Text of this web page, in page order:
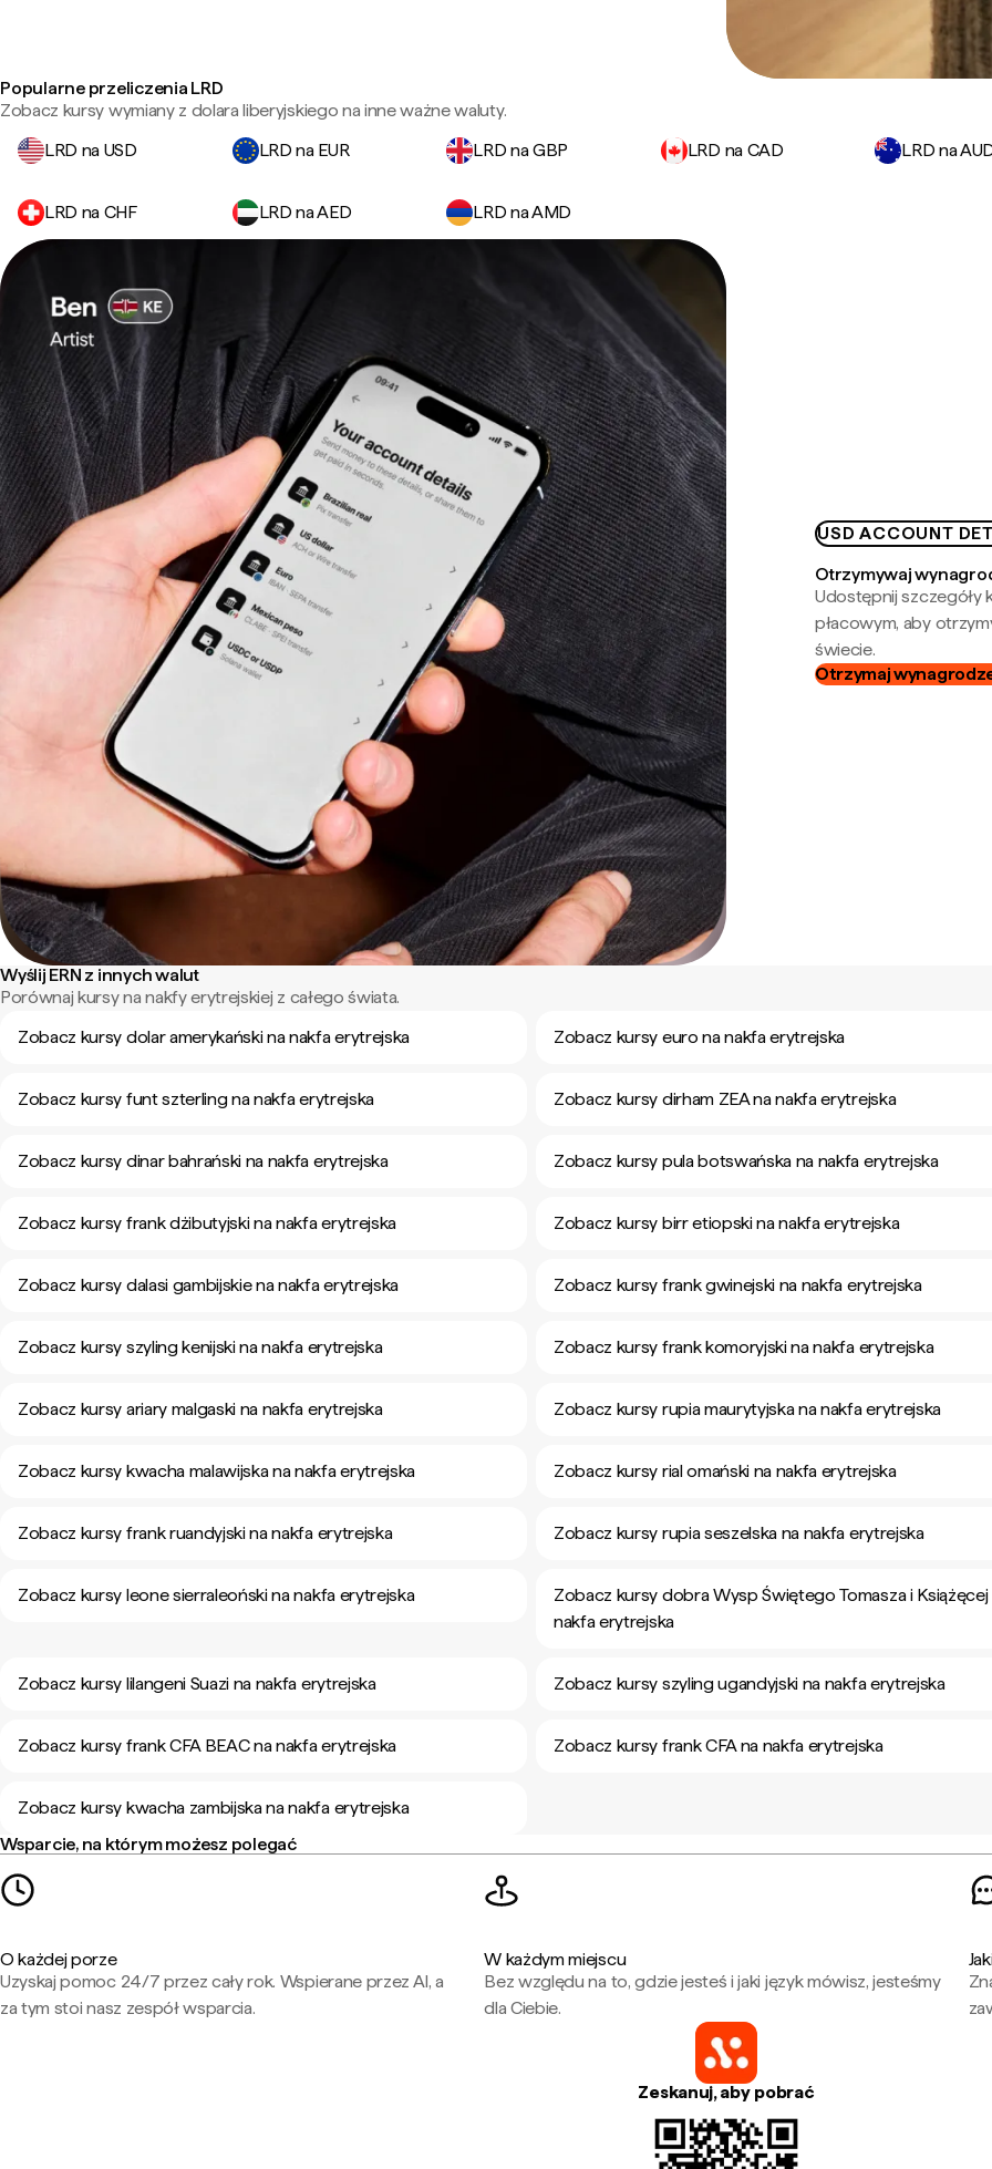
Popularne przeliczenia LRD
Zobacz kursy wymiany z dolara liberyjskiego na inne ważne waluty.
LRD na USD
LRD na EUR LRD na GBP LRD na CAD LRD na
LRD na CHF LRD na AED LRD na AMD
USD ACCOUNT
Otrzymywaj
Udostępnij szczegóły
płacowym, aby
świecie.
Otrzymaj
Wyślij ERN z innych walut
Porównaj kursy na nakfy erytrejskiej z całego świata.
Zobacz kursy dolar amerykański na nakfa erytrejska
Zobacz kursy euro na nakfa erytrejska
Zobacz kursy funt szterling na nakfa erytrejska Zobacz kursy dirham ZEA na nakfa erytrejska
Zobacz kursy dinar bahrański na nakfa erytrejska Zobacz kursy pula botswańska na nakfa erytrejska
Zobacz kursy frank dżibutyjski na nakfa erytrejska Zobacz kursy birr etiopski na nakfa erytrejska
Zobacz kursy dalasi gambijskie na nakfa erytrejska Zobacz kursy frank gwinejski na nakfa erytrejska
Zobacz kursy szyling kenijski na nakfa erytrejska Zobacz kursy frank komoryjski na nakfa erytrejska
Zobacz kursy ariary malgaski na nakfa erytrejska Zobacz kursy rupia maurytyjska na nakfa erytrejska
Zobacz kursy kwacha malawijska na nakfa erytrejska Zobacz kursy rial omański na nakfa erytrejska
Zobacz kursy frank ruandyjski na nakfa erytrejska Zobacz kursy rupia seszelska na nakfa erytrejska
Zobacz kursy leone sierraleoński na nakfa erytrejska
Zobacz kursy dobra Wysp Świętego Tomasza i Książęcej
nakfa erytrejska
Zobacz kursy lilangeni Suazi na nakfa erytrejska Zobacz kursy szyling ugandyjski na nakfa erytrejska
Zobacz kursy frank CFA BEAC na nakfa erytrejska Zobacz kursy frank CFA na nakfa erytrejska
Zobacz kursy kwacha zambijska na nakfa erytrejska
Wsparcie, na którym możesz polegać
O każdej porze
Uzyskaj pomoc 24/7 przez cały rok. Wspierane przez AI, a
za tym stoi nasz zespół wsparcia.
W każdym miejscu
Bez względu na to, gdzie jesteś i jaki język mówisz, jesteśmy
dla Ciebie.
Zeskanuj, aby pobrać